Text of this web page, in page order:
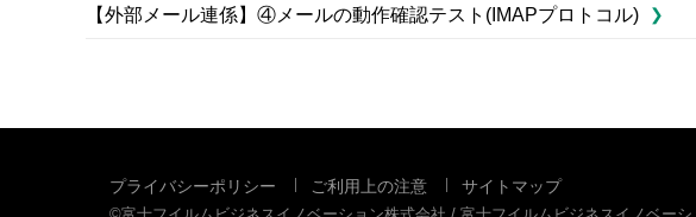
【外部メール連係】④メールの動作確認テスト(IMAPプロトコル)
プライバシーポリシー ご利用上の注意 サイトマップ